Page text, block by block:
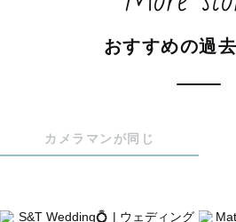
①事前にどんな写真が撮りたいか僕
後日、皆様の笑顔いっぱいの写真
伝いをさせてください。
おすすめの過
カメラマンが同じ